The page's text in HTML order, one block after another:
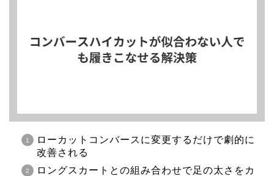
ローカットコンバースに変更するだけで劇的に
改善される
ロングスカートとの組み合わせで足の太さをカ